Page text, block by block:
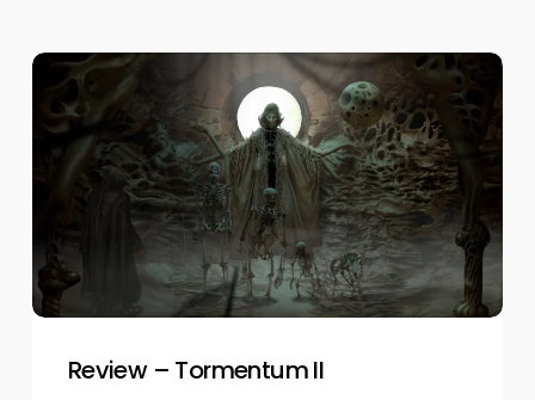
Review
Tormentum
Review – Tormentum II